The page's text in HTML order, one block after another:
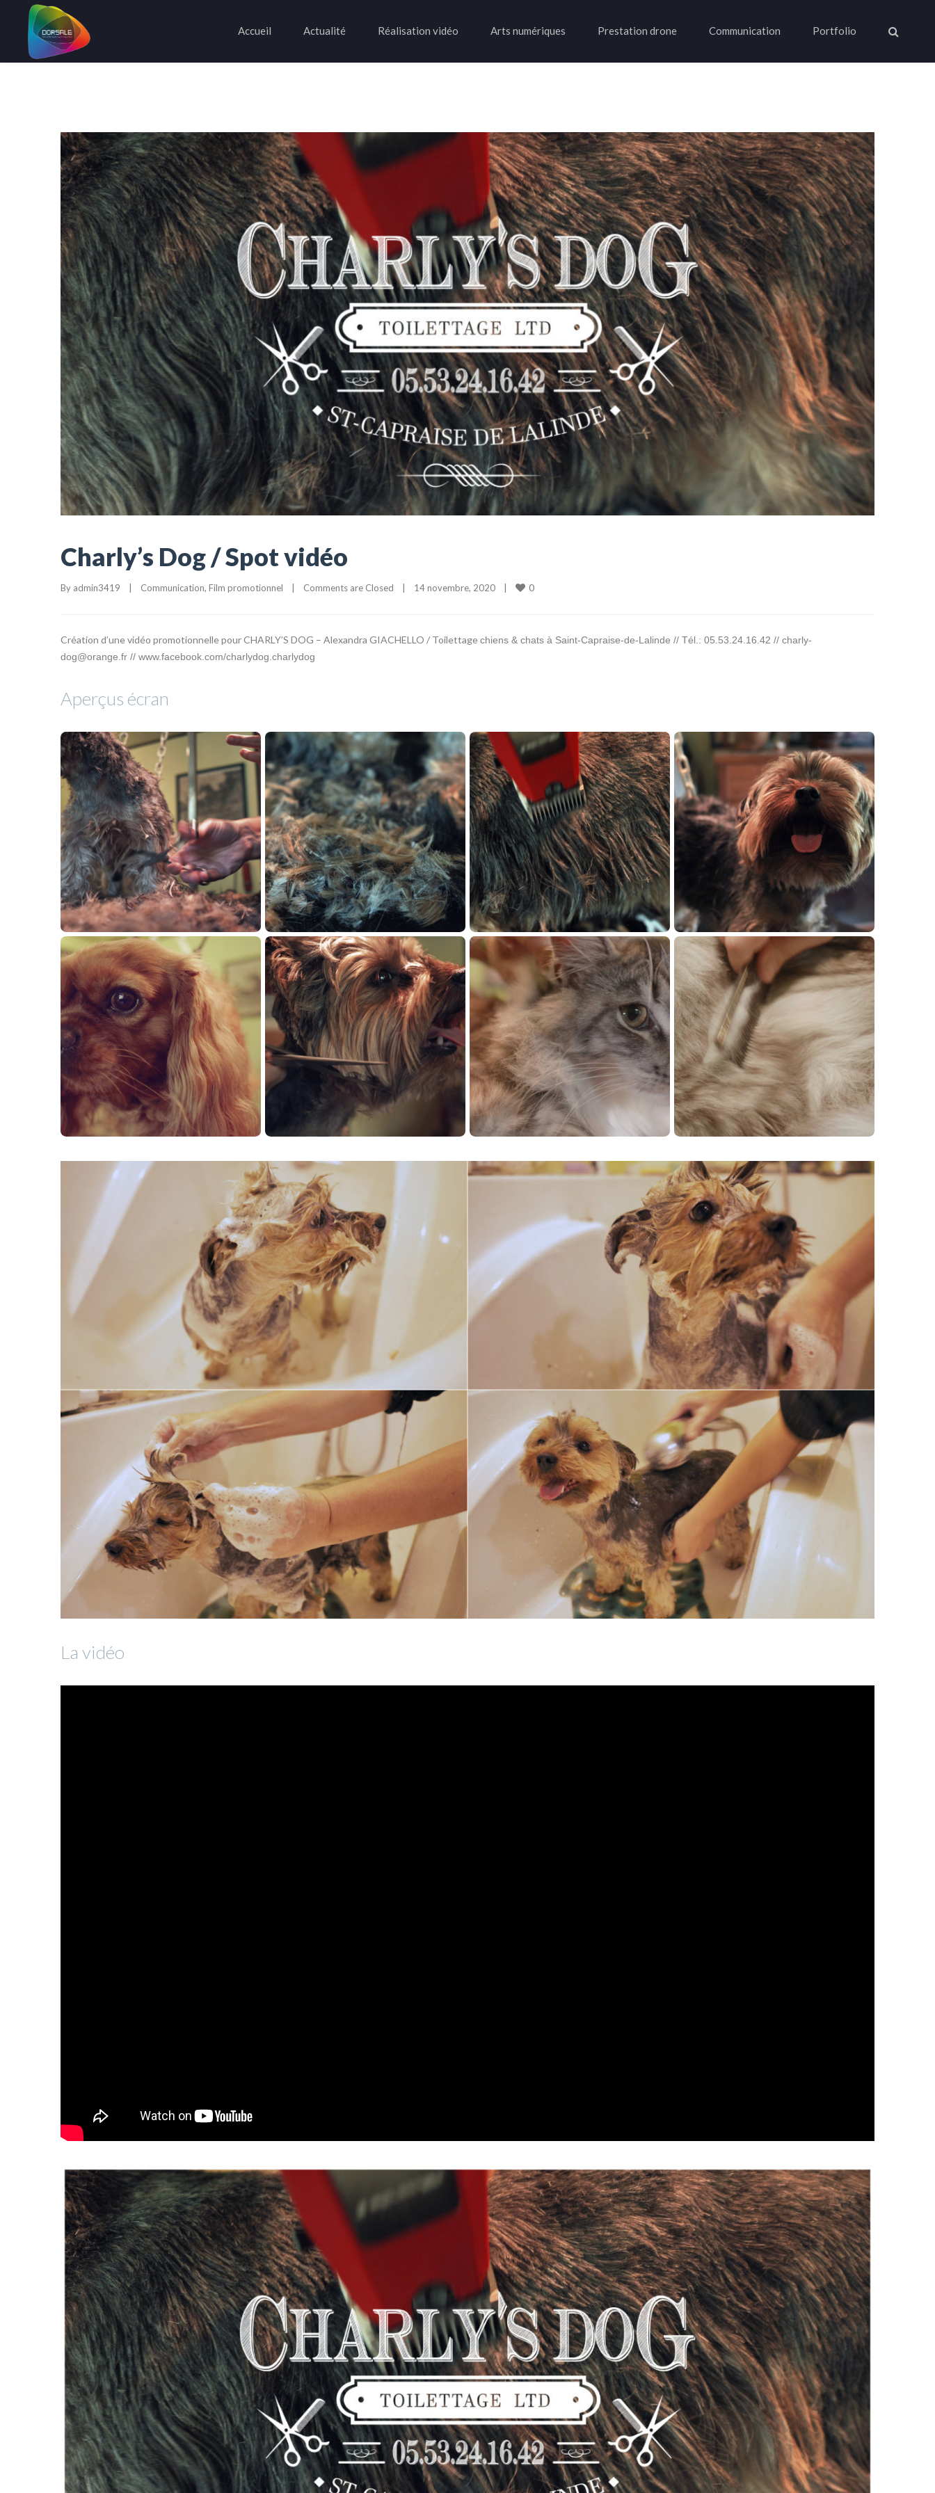
Accueil Actualité Réalisation vidéo Arts numériques Prestation drone Communication Portfolio
Charly’s Dog / Spot vidéo
By admin3419 Communication, Film promotionnel Comments are Closed 14 novembre, 2020 0
Création d’une vidéo promotionnelle pour CHARLY’S DOG – Alexandra GIACHELLO / Toilettagechiens & chats à Saint-Capraise-de-Lalinde // Tél.: 05.53.24.16.42 // charly-
dog@orange.fr // www.facebook.com/charlydog.charlydog
Aperçus écran
La vidéo